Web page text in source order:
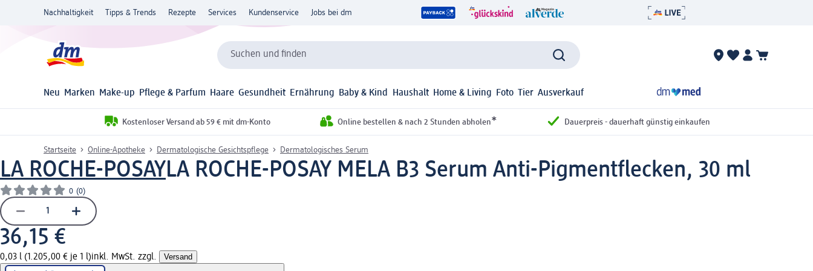
Nachhaltigkeit Tipps & Trends Rezepte Services Kundenservice Jobs bei dm
Suchen und finden
Neu Marken Make-up Pflege & Parfum Haare Gesundheit Ernährung Baby & Kind Haushalt Home & Living Foto Tier Ausverkauf
Kostenloser Versand ab 59 € mit dm-Konto Online bestellen & nach 2 Stunden abholen* Dauerpreis - dauerhaft günstig einkaufen
Startseite Online-Apotheke Dermatologische Gesichtspflege Dermatologisches Serum
LA ROCHE-POSAYLA ROCHE-POSAY MELA B3 Serum Anti-Pigmentflecken, 30 ml
0 (0)
36,15 €
0,03 l (1.205,00 € je 1 l)inkl. MwSt. zzgl. Versand